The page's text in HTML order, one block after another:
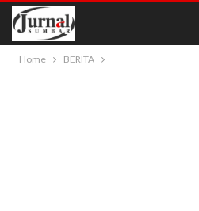
Home BERITA